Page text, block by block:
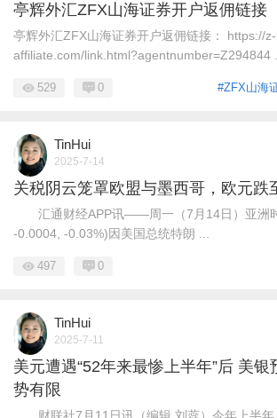
亭辉外汇ZFX山海证券开户返佣链接
亭辉外汇ZFX山海证券开户返佣链接： https://z-
affiliate.com/link.html?agentnumber=Z294844 ...
#ZFX山海
529 0
TinHui
2025-7-14
关税阴云笼罩欧盟与墨西哥，欧元跌
汇通财经APP讯——周一（7月14日）亚洲
-0.0004, -0.03%)因美国总统特朗 ...
497 0
TinHui
2025-7-11
美元遭遇“52年来最惨上半年”后 美
势有限